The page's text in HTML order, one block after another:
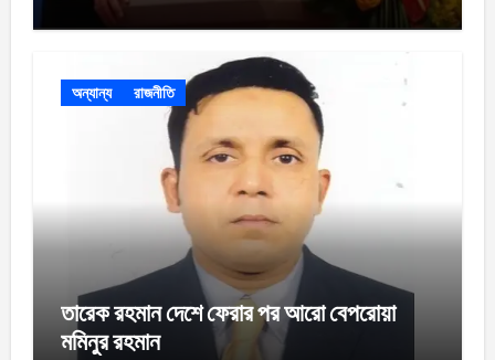
অন্যান্য রাজনীতি
তারেক রহমান দেশে ফেরার পর আরো বেপরোয়া
মমিনুর রহমান